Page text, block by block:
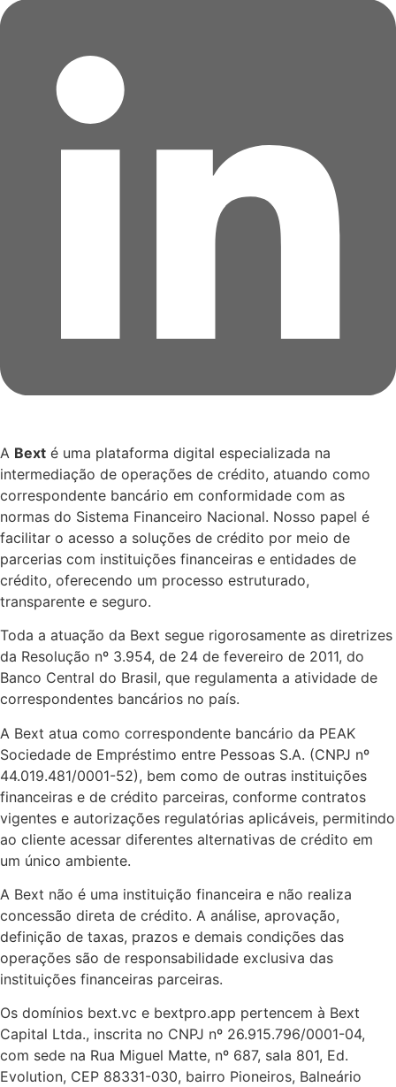
A Bext é uma plataforma digital especializada na
intermediação de operações de crédito, atuando como
correspondente bancário em conformidade com as
normas do Sistema Financeiro Nacional. Nosso papel é
facilitar o acesso a soluções de crédito por meio de
parcerias com instituições financeiras e entidades de
crédito, oferecendo um processo estruturado,
transparente e seguro.
Toda a atuação da Bext segue rigorosamente as diretrizes
da Resolução nº 3.954, de 24 de fevereiro de 2011, do
Banco Central do Brasil, que regulamenta a atividade de
correspondentes bancários no país.
A Bext atua como correspondente bancário da PEAK
Sociedade de Empréstimo entre Pessoas S.A. (CNPJ nº
44.019.481/0001-52), bem como de outras instituições
financeiras e de crédito parceiras, conforme contratos
vigentes e autorizações regulatórias aplicáveis, permitindo
ao cliente acessar diferentes alternativas de crédito em
um único ambiente.
A Bext não é uma instituição financeira e não realiza
concessão direta de crédito. A análise, aprovação,
definição de taxas, prazos e demais condições das
operações são de responsabilidade exclusiva das
instituições financeiras parceiras.
Os domínios bext.vc e bextpro.app pertencem à Bext
Capital Ltda., inscrita no CNPJ nº 26.915.796/0001-04,
com sede na Rua Miguel Matte, nº 687, sala 801, Ed.
Evolution, CEP 88331-030, bairro Pioneiros, Balneário